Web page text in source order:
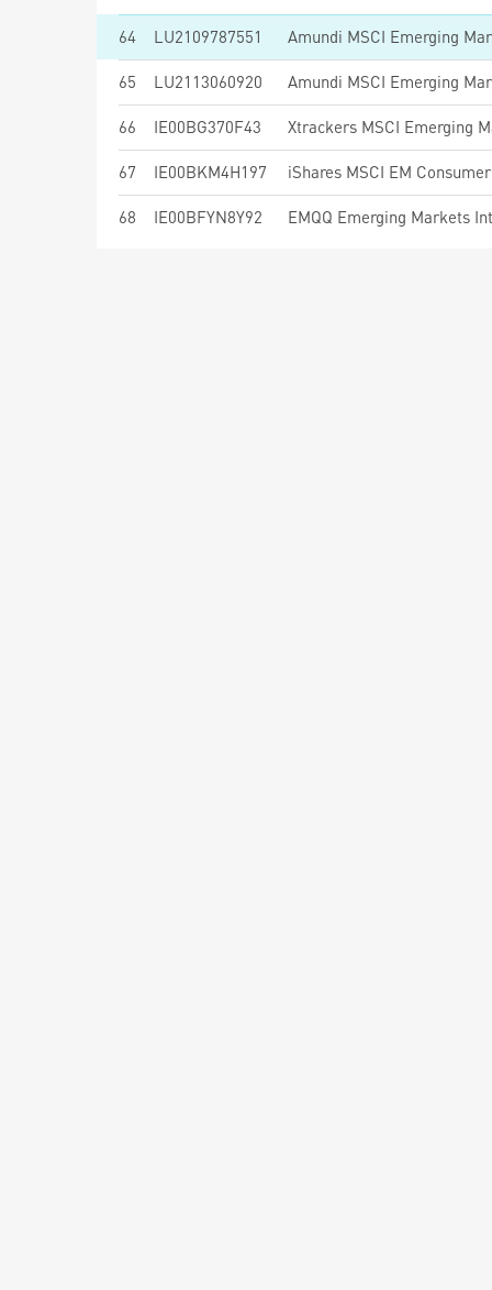
64 LU2109787551
65 LU2113060920 Amundi MSCI Emerging
66 IE00BG370F43 Xtrackers MSCI Emerging
67 IE00BKM4H197 iShares MSCI EM
68 IE00BFYN8Y92 EMQQ Emerging Markets